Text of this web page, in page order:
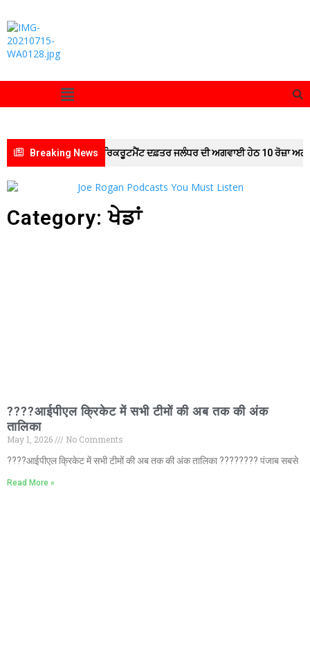
Breaking News
ਪਟਿਆਲਾ ਵੱਲੋਂ ਜ਼ੋਨਲ ਰਿਕਰੂਟਮੈਂਟ ਦਫ਼ਤਰ ਜਲੰਧਰ ਦੀ ਅਗਵਾਈ ਹੇਠ 10 ਰੋਜ਼ਾ
Category: ਖੇਡਾਂ
????आईपीएल क्रिकेट में सभी टीमों की अब तक की अंक
तालिका
May 1, 2026
No Comments
????आईपीएल क्रिकेट में सभी टीमों की अब तक की अंक तालिका ???????? पंजाब सबसे
Read More »